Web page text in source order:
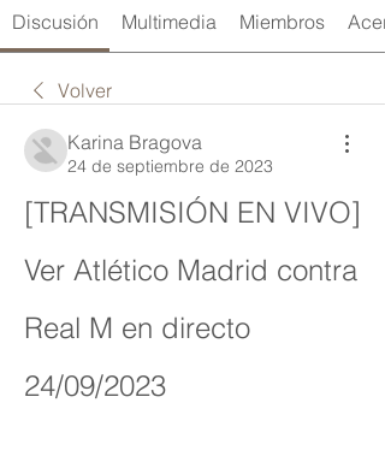
Discusión Multimedia Miembros
Volver
Karina Bragova
24 de septiembre de 2023
[TRANSMISIÓN EN VIVO]
Ver Atlético Madrid contra
Real M en directo
24/09/2023